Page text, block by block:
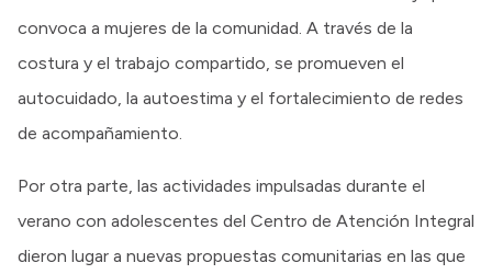
convoca a mujeres de la comunidad. A través de la
costura y el trabajo compartido, se promueven el
autocuidado, la autoestima y el fortalecimiento de redes
de acompañamiento.
Por otra parte, las actividades impulsadas durante el
verano con adolescentes del Centro de Atención Integral
dieron lugar a nuevas propuestas comunitarias en las que